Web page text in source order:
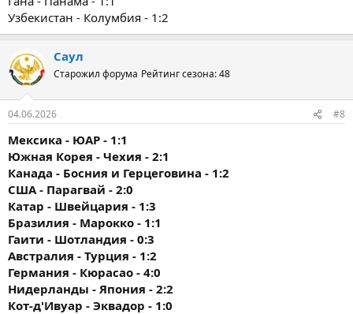
Узбекистан - Колумбия - 1:2
Саул
Старожил форума Рейтинг сезона: 48
04.06.2026 #8
Мексика - ЮАР - 1:1
Южная Корея - Чехия - 2:1
Канада - Босния и Герцеговина - 1:2
США - Парагвай - 2:0
Катар - Швейцария - 1:3
Бразилия - Марокко - 1:1
Гаити - Шотландия - 0:3
Австралия - Турция - 1:2
Германия - Кюрасао - 4:0
Нидерланды - Япония - 2:2
Кот-д'Ивуар - Эквадор - 1:0